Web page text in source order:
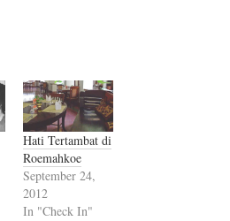
Hati Tertambat di
Roemahkoe
September 24,
2012
In "Check In"